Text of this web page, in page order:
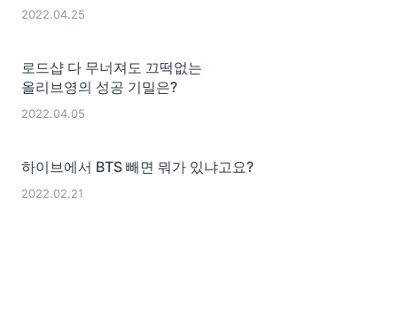
2022.04.25
로드샵 다 무너져도 끄떡없는
올리브영의 성공 기밀은?
2022.04.05
하이브에서 BTS 빼면 뭐가 있냐고요?
2022.02.21